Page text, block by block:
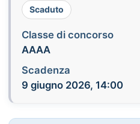
Scaduto
Classe di concorso
AAAA
Scadenza
9 giugno 2026, 14:00